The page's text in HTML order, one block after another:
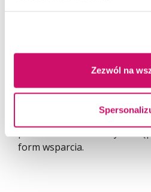
Zezwól na
zielonej i cyfrowej
zgłoszenia do Biura
usługi dostępnościowej,
Uczestnikowi(-czce) Projektu
form wsparcia.